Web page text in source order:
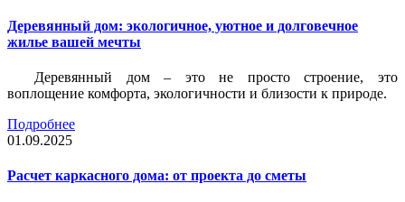
Деревянный дом: экологичное, уютное и долговечное
жилье вашей мечты
Деревянный дом – это не просто строение, это
воплощение комфорта, экологичности и близости к природе.
Подробнее
01.09.2025
Расчет каркасного дома: от проекта до сметы